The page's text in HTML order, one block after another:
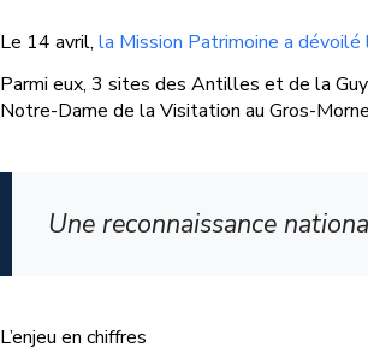
Le 14 avril, la Mission Patrimoine a
Parmi eux, 3 sites des Antilles et de la
Notre-Dame de la Visitation au Gros-
Une reconnaissance
L’enjeu en chiffres